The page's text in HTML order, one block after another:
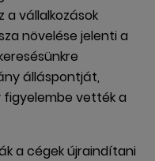
vállalkozások
növelése jelenti a
álláspontját,
figyelembe vették a
a cégek újraindítani